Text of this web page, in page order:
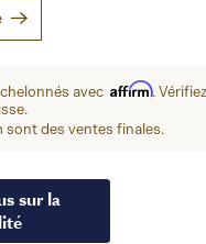
avec Affirm.
sont des ventes finales.
sur la